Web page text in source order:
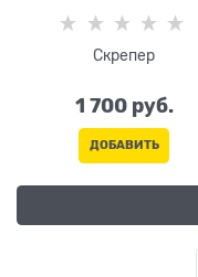
Скрепер
1 700 руб.
ДОБАВИТЬ